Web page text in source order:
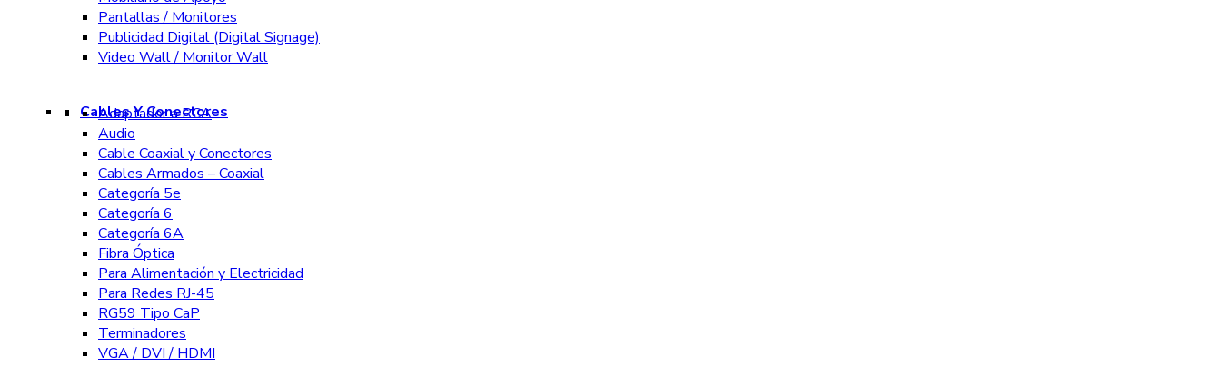
Pantallas / Monitores
Publicidad Digital (Digital Signage)
Video Wall / Monitor Wall
Cables Y Conectores
Adaptador a RCA
Audio
Cable Coaxial y Conectores
Cables Armados – Coaxial
Categoría 5e
Categoría 6
Categoría 6A
Fibra Óptica
Para Alimentación y Electricidad
Para Redes RJ-45
RG59 Tipo CaP
Terminadores
VGA / DVI / HDMI